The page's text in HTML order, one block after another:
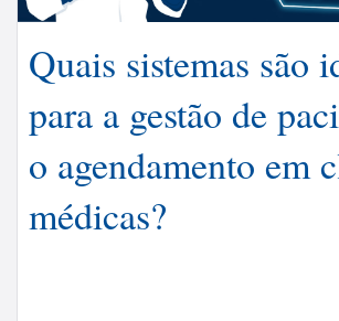
Quais sistemas são
para a gestão de
o agendamento em
médicas?